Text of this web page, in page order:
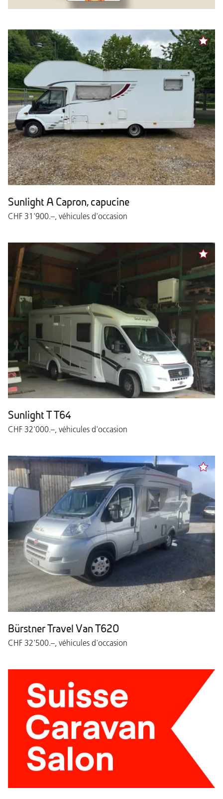
Sunlight A Capron, capucine
CHF 31'900.–, véhicules d'occasion
Sunlight T T64
CHF 32'000.–, véhicules d'occasion
Bürstner Travel Van T620
CHF 32'500.–, véhicules d'occasion